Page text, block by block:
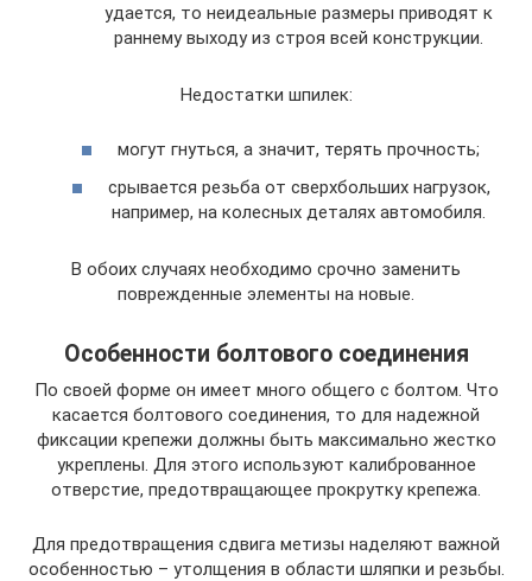
удается, то неидеальные размеры приводят к
раннему выходу из строя всей конструкции.
Недостатки шпилек:
могут гнуться, а значит, терять прочность;
срывается резьба от сверхбольших нагрузок,
например, на колесных деталях автомобиля.
В обоих случаях необходимо срочно заменить
поврежденные элементы на новые.
Особенности болтового соединения
По своей форме он имеет много общего с болтом. Что
касается болтового соединения, то для надежной
фиксации крепежи должны быть максимально жестко
укреплены. Для этого используют калиброванное
отверстие, предотвращающее прокрутку крепежа.
Для предотвращения сдвига метизы наделяют важной
особенностью – утолщения в области шляпки и резьбы.